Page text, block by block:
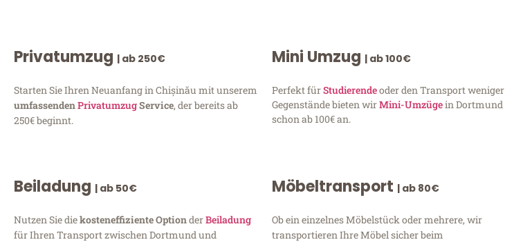
Privatumzug | ab 250€
Starten Sie Ihren Neuanfang in Chișinău mit unserem
umfassendenPrivatumzugService, der bereits ab
250€ beginnt.
Mini Umzug | ab 100€
Perfekt fürStudierendeoder den Transport weniger
Gegenstände bieten wirMini-Umzügein Dortmund
schon ab 100€ an.
Beiladung | ab 50€
Nutzen Sie diekosteneffiziente OptionderBeiladung
für Ihren Transport zwischen Dortmund und
Möbeltransport | ab 80€
Ob ein einzelnes Möbelstück oder mehrere, wir
transportieren Ihre Möbel sicher beim